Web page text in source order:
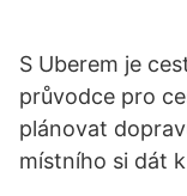
S Uberem je
průvodce pro
plánovat
místního si dát